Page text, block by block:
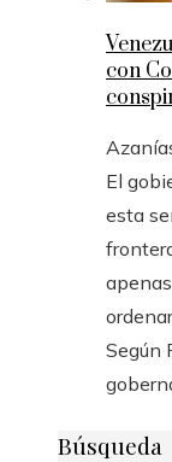
con
El
esta
Según
Búsqueda